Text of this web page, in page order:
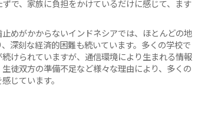
で、家族に負担をかけているだけに感じて、ます
めがかからないインドネシアでは、ほとんどの地
深刻な経済的困難も続いています。多くの学校で
けられていますが、通信環境により生まれる情報
徒双方の準備不足など様々な理由により、多くの
じています。